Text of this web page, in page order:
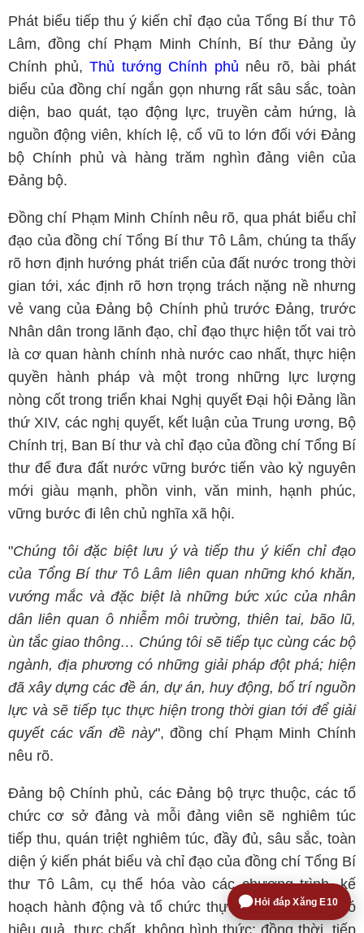
Phát biểu tiếp thu ý kiến chỉ đạo của Tổng Bí thư Tô
Lâm, đồng chí Phạm Minh Chính, Bí thư Đảng ủy
Chính phủ,Thủ tướng Chính phủ nêu rõ, bài phát
biểu của đồng chí ngắn gọn nhưng rất sâu sắc, toàn
diện, bao quát, tạo động lực, truyền cảm hứng, là
nguồn động viên, khích lệ, cổ vũ to lớn đối với Đảng
bộ Chính phủ và hàng trăm nghìn đảng viên của
Đảng bộ.
Đồng chí Phạm Minh Chính nêu rõ, qua phát biểu chỉ
đạo của đồng chí Tổng Bí thư Tô Lâm, chúng ta thấy
rõ hơn định hướng phát triển của đất nước trong thời
gian tới, xác định rõ hơn trọng trách nặng nề nhưng
vẻ vang của Đảng bộ Chính phủ trước Đảng, trước
Nhân dân trong lãnh đạo, chỉ đạo thực hiện tốt vai trò
là cơ quan hành chính nhà nước cao nhất, thực hiện
quyền hành pháp và một trong những lực lượng
nòng cốt trong triển khai Nghị quyết Đại hội Đảng lần
thứ XIV, các nghị quyết, kết luận của Trung ương, Bộ
Chính trị, Ban Bí thư và chỉ đạo của đồng chí Tổng Bí
thư để đưa đất nước vững bước tiến vào kỷ nguyên
mới giàu mạnh, phồn vinh, văn minh, hạnh phúc,
vững bước đi lên chủ nghĩa xã hội.
"Chúng tôi đặc biệt lưu ý và tiếp thu ý kiến chỉ đạo
của Tổng Bí thư Tô Lâm liên quan những khó khăn,
vướng mắc và đặc biệt là những bức xúc của nhân
dân liên quan ô nhiễm môi trường, thiên tai, bão lũ,
ùn tắc giao thông… Chúng tôi sẽ tiếp tục cùng các bộ
ngành, địa phương có những giải pháp đột phá; hiện
đã xây dựng các đề án, dự án, huy động, bố trí nguồn
lực và sẽ tiếp tục thực hiện trong thời gian tới để giải
quyết các vấn đề này", đồng chí Phạm Minh Chính
nêu rõ.
Đảng bộ Chính phủ, các Đảng bộ trực thuộc, các tổ
chức cơ sở đảng và mỗi đảng viên sẽ nghiêm túc
tiếp thu, quán triệt nghiêm túc, đầy đủ, sâu sắc, toàn
diện ý kiến phát biểu và chỉ đạo của đồng chí Tổng Bí
thư Tô Lâm, cụ thể hóa vào các chương trình, kế
hoạch hành động và tổ chức thực hiện một cách có
hiệu quả, thực chất, không hình thức; đồng thời, tiếp
Hỏi đáp Xăng E10